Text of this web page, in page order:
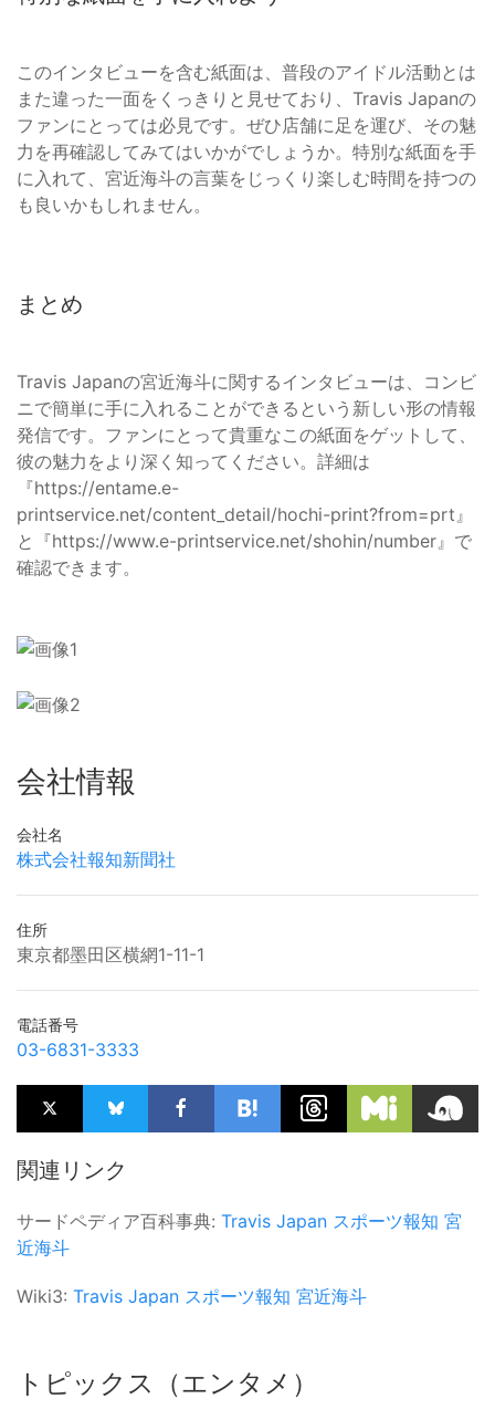
このインタビューを含む紙面は、普段のアイドル活動とは
また違った一面をくっきりと見せており、Travis Japanの
ファンにとっては必見です。ぜひ店舗に足を運び、その魅
力を再確認してみてはいかがでしょうか。特別な紙面を手
に入れて、宮近海斗の言葉をじっくり楽しむ時間を持つの
も良いかもしれません。
まとめ
Travis Japanの宮近海斗に関するインタビューは、コンビ
ニで簡単に手に入れることができるという新しい形の情報
発信です。ファンにとって貴重なこの紙面をゲットして、
彼の魅力をより深く知ってください。詳細は
『https://entame.e-
printservice.net/content_detail/hochi-print?from=prt』
と『https://www.e-printservice.net/shohin/number』で
確認できます。
会社情報
会社名
株式会社報知新聞社
住所
東京都墨田区横網1-11-1
電話番号
03-6831-3333
関連リンク
サードペディア百科事典: Travis Japan スポーツ報知 宮
近海斗
Wiki3: Travis Japan スポーツ報知 宮近海斗
トピックス（エンタメ）